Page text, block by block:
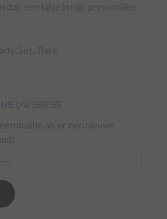
dan een kijkje in mijn persoonlijke
NIEUWSBRIEF
mailtje als er een nieuwe